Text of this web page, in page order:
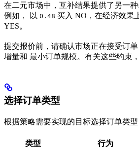
在二元市场中，互补结果提供了另一种
例如， 以 0.48 买入 NO，在经济效果
YES。
提交报价前，请确认市场正在接受订
增量和 最小订单规模。有关这些约束
选择订单类型
根据策略需要实现的目标选择订单类型
类型 行为